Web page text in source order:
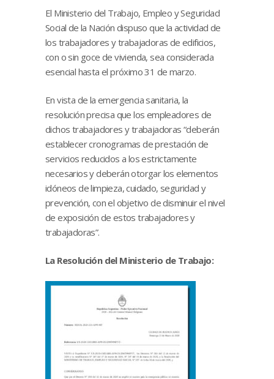
El Ministerio del Trabajo, Empleo y Seguridad
Social de la Nación dispuso que la actividad de
los trabajadores y trabajadoras de edificios,
con o sin goce de vivienda, sea considerada
esencial hasta el próximo 31 de marzo.
En vista de la emergencia sanitaria, la
resolución precisa que los empleadores de
dichos trabajadores y trabajadoras “deberán
establecer cronogramas de prestación de
servicios reducidos a los estrictamente
necesarios y deberán otorgar los elementos
idóneos de limpieza, cuidado, seguridad y
prevención, con el objetivo de disminuir el nivel
de exposición de estos trabajadores y
trabajadoras”.
La Resolución del Ministerio de Trabajo: